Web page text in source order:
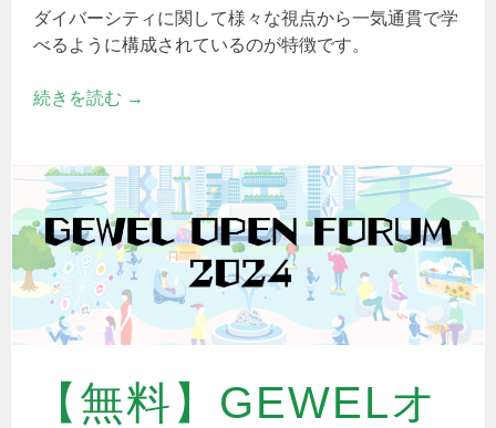
ダイバーシティに関して様々な視点から一気通貫で学
べるように構成されているのが特徴です。
続きを読む →
【無料】GEWELオ